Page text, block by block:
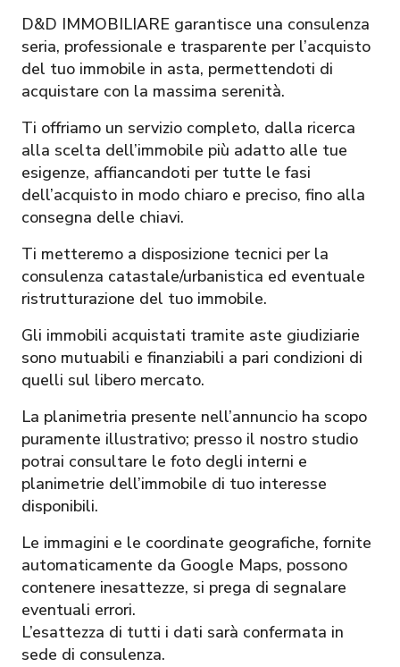
D&D IMMOBILIARE garantisce una consulenza
seria, professionale e trasparente per l’acquisto
del tuo immobile in asta, permettendoti di
acquistare con la massima serenità.
Ti offriamo un servizio completo, dalla ricerca
alla scelta dell’immobile più adatto alle tue
esigenze, affiancandoti per tutte le fasi
dell’acquisto in modo chiaro e preciso, fino alla
consegna delle chiavi.
Ti metteremo a disposizione tecnici per la
consulenza catastale/urbanistica ed eventuale
ristrutturazione del tuo immobile.
Gli immobili acquistati tramite aste giudiziarie
sono mutuabili e finanziabili a pari condizioni di
quelli sul libero mercato.
La planimetria presente nell’annuncio ha scopo
puramente illustrativo; presso il nostro studio
potrai consultare le foto degli interni e
planimetrie dell’immobile di tuo interesse
disponibili.
Le immagini e le coordinate geografiche, fornite
automaticamente da Google Maps, possono
contenere inesattezze, si prega di segnalare
eventuali errori.
L’esattezza di tutti i dati sarà confermata in
sede di consulenza.